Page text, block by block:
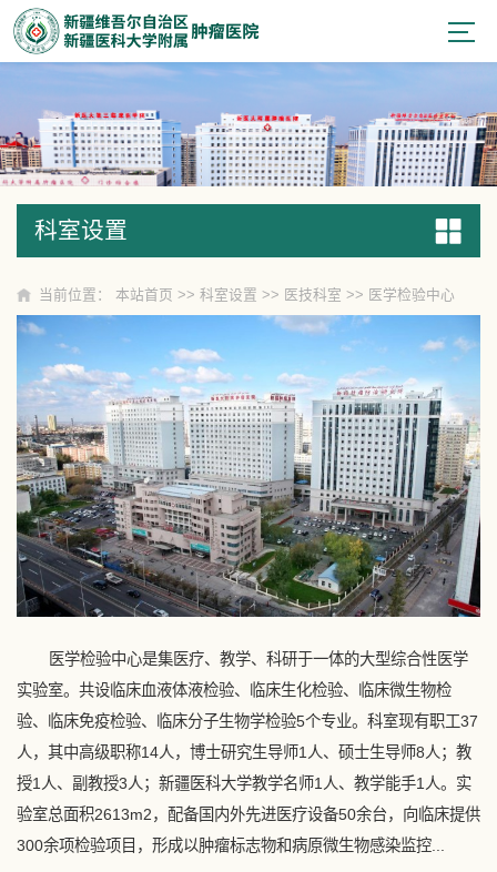
科室设置
科室设置
当前位置： 本站首页 >> 科室设置 >> 医技科室 >> 医学检验中心
医学检验中心是集医疗、教学、科研于一体的大型综合性医学
实验室。共设临床血液体液检验、临床生化检验、临床微生物检
验、临床免疫检验、临床分子生物学检验5个专业。科室现有职工37
人，其中高级职称14人，博士研究生导师1人、硕士生导师8人；教
授1人、副教授3人；新疆医科大学教学名师1人、教学能手1人。实
验室总面积2613m2，配备国内外先进医疗设备50余台，向临床提供
300余项检验项目，形成以肿瘤标志物和病原微生物感染监控...